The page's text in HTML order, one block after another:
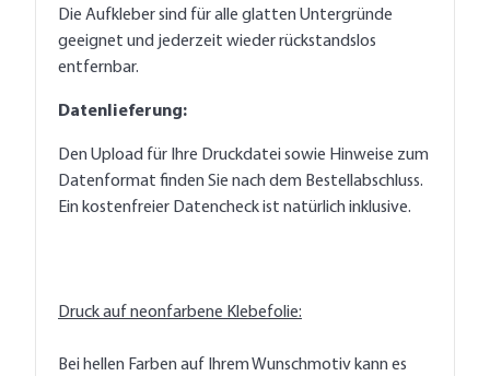
Die Aufkleber sind für alle glatten Untergründe
geeignet und jederzeit wieder rückstandslos
entfernbar.
Datenlieferung:
Den Upload für Ihre Druckdatei sowie Hinweise zum
Datenformat finden Sie nach dem Bestellabschluss.
Ein kostenfreier Datencheck ist natürlich inklusive.
Druck auf neonfarbene Klebefolie:
Bei hellen Farben auf Ihrem Wunschmotiv kann es